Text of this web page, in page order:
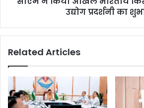
उद्योग प्रदर्शनी का
Related Articles